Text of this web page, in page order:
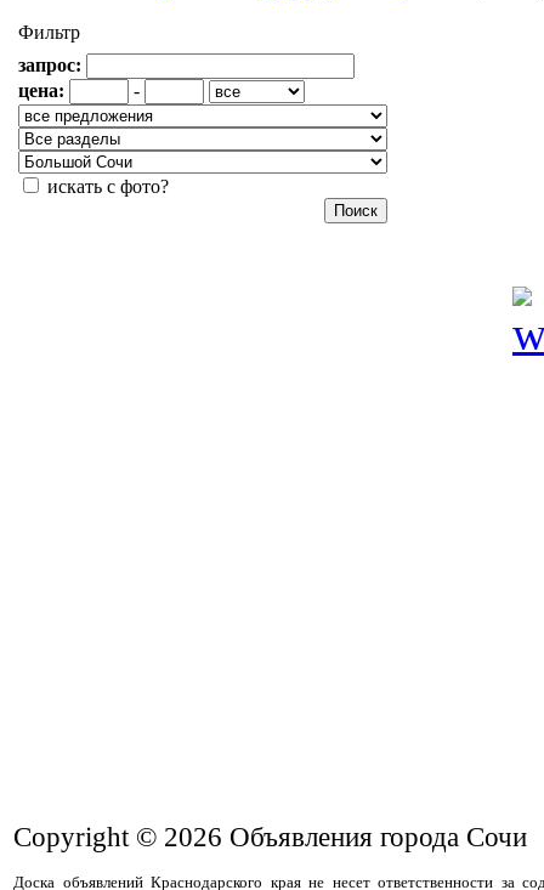
Фильтр
запрос:
цена:
-
искать с фото?
Copyright © 2026 Объявления города Сочи
Доска объявлений Краснодарского края не несет ответственности за